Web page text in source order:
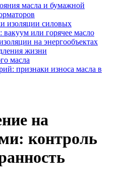
масла и бумажной
изоляции силовых
вакуум или горячее масло
на энергообъектах
жизни
масла
признаки износа масла в
на
контроль